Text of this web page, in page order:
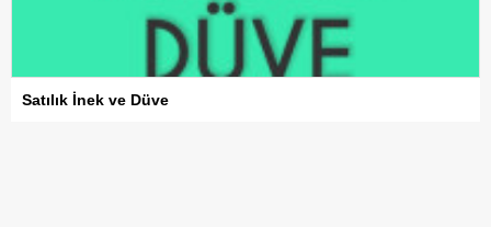
Satılık İnek ve Düve